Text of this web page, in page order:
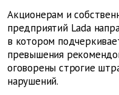
Акционерам и
предприятий Lada
в котором
превышения
оговорены строгие
нарушений.